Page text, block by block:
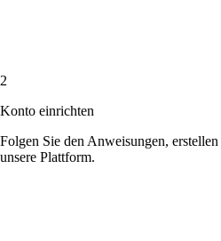
2
Konto einrichten
Folgen Sie den Anweisungen,
unsere Plattform.